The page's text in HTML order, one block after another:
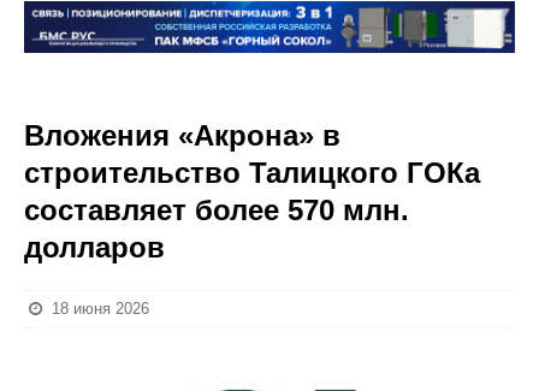
Вложения «Акрона» в
строительство Талицкого ГОКа
составляет более 570 млн.
долларов
18 июня 2026